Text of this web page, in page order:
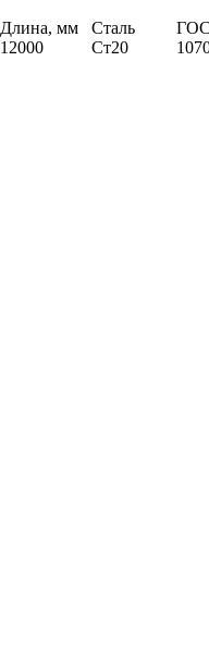
Длина, мм
12000
Сталь
Ст20